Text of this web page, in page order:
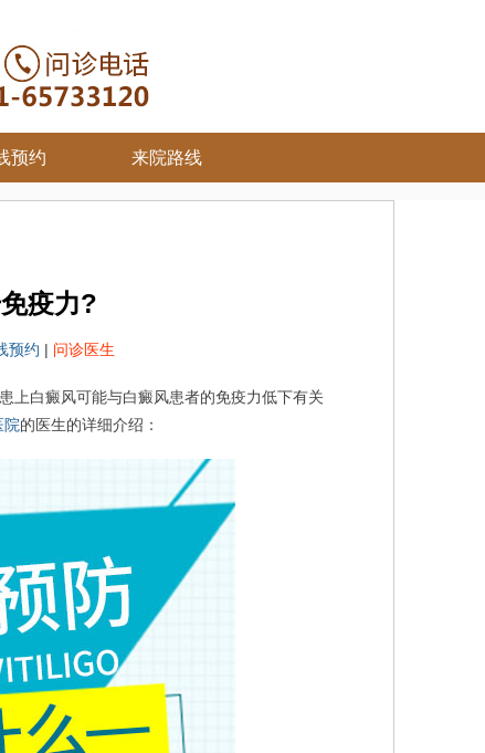
预约 来院路线
疫力?
预约 | 问诊医生
上白癜风可能与白癜风患者的免疫力低下有关
院的医生的详细介绍：